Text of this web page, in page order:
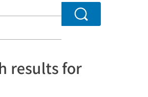
Search
results for